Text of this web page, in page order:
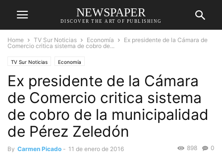
NEWSPAPER
DISCOVER THE ART OF PUBLISHING
Home TV Sur Noticias Economía
Ex presidente de la Cámara de
Comercio critica sistema de cobro de...
TV Sur Noticias Economía
Ex presidente de la Cámara
de Comercio critica sistema
de cobro de la municipalidad
de Pérez Zeledón
By Carmen Picado - 11 de enero de 2016 0
898